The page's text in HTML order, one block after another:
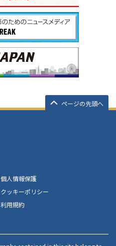
ページの先頭へ
個人情報保護
クッキーポリシー
利用規約